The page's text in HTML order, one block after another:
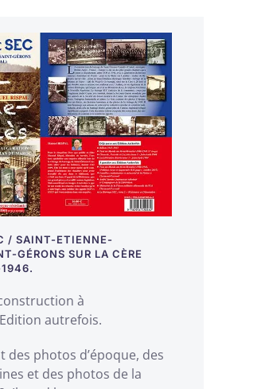
/ SAINT-ETIENNE-
GÉRONS SUR LA CÈRE
à
autrefois.
des photos d’époque, des
et des photos de la